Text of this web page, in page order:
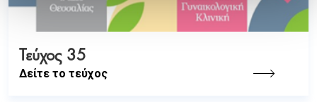
Τεύχος 35
Δείτε το τεύχος